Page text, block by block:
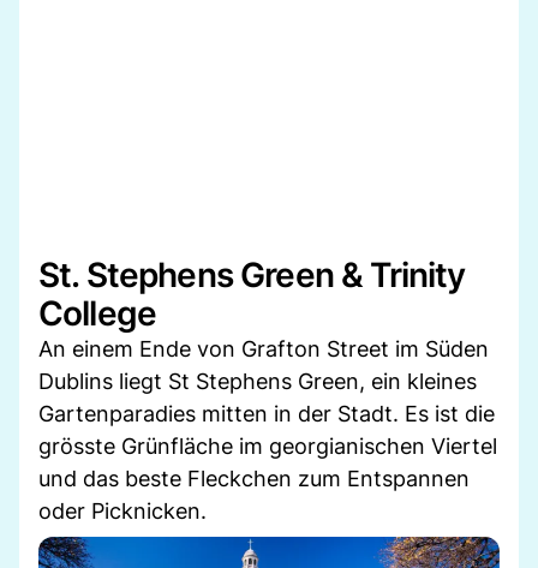
St. Stephens Green & Trinity
College
An einem Ende von Grafton Street im Süden
Dublins liegt St Stephens Green, ein kleines
Gartenparadies mitten in der Stadt. Es ist die
grösste Grünfläche im georgianischen Viertel
und das beste Fleckchen zum Entspannen
oder Picknicken.